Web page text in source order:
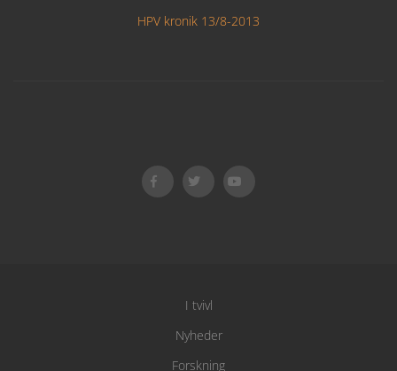
HPV kronik 13/8-2013
I tvivl
Nyheder
Forskning